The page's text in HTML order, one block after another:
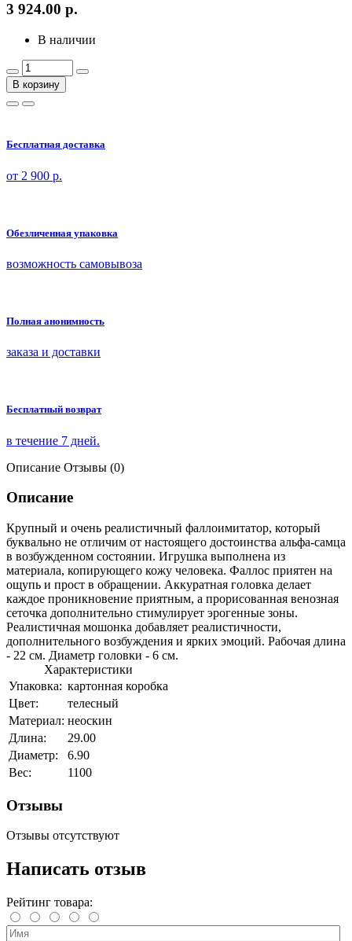
3 924.00 р.
В наличии
В корзину
Бесплатная доставка
от 2 900 р.
Обезличенная упаковка
возможность самовывоза
Полная анонимность
заказа и доставки
Бесплатный возврат
в течение 7 дней.
Описание Отзывы (0)
Описание
Крупный и очень реалистичный фаллоимитатор, который
буквально не отличим от настоящего достоинства альфа-самца
в возбужденном состоянии. Игрушка выполнена из
материала, копирующего кожу человека. Фаллос приятен на
ощупь и прост в обращении. Аккуратная головка делает
каждое проникновение приятным, а прорисованная венозная
сеточка дополнительно стимулирует эрогенные зоны.
Реалистичная мошонка добавляет реалистичности,
дополнительного возбуждения и ярких эмоций. Рабочая длина
- 22 см. Диаметр головки - 6 см.
Характеристики
Упаковка: картонная коробка
Цвет:
телесный
Материал: неоскин
Длина:
29.00
Диаметр:
6.90
Вес:
1100
Отзывы
Отзывы отсутствуют
Написать отзыв
Рейтинг товара: